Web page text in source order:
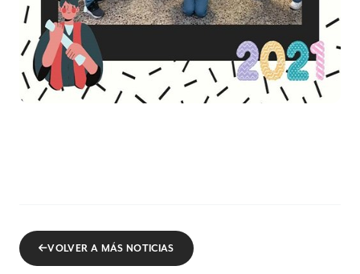
VOLVER A MÁS NOTICIAS